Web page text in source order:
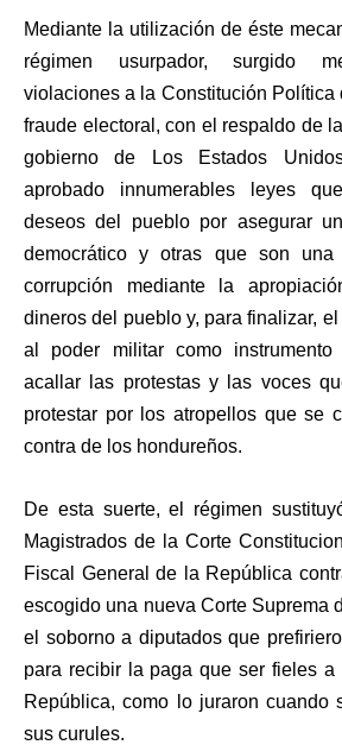
Mediante la utilización de éste
régimen usurpador, surgido
violaciones a la Constitución Política
fraude electoral, con el respaldo de
gobierno de Los Estados
aprobado innumerables leyes
deseos del pueblo por asegurar
democrático y otras que son
corrupción mediante la
dineros del pueblo y, para finalizar,
al poder militar como
acallar las protestas y las voces
protestar por los atropellos que se
contra de los hondureños.
De esta suerte, el régimen
Magistrados de la Corte
Fiscal General de la República
escogido una nueva Corte Suprema
el soborno a diputados que
para recibir la paga que ser fieles
República, como lo juraron cuando
sus curules.